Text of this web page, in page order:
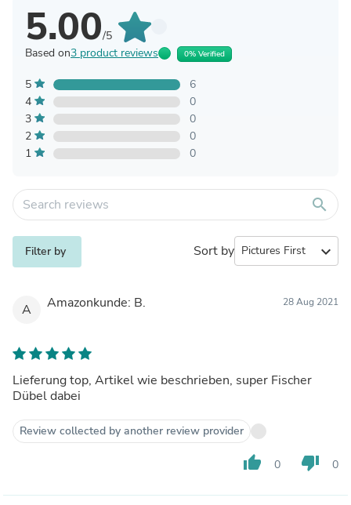
5.00/5
Based on3 product reviews 0% Verified
5
6
4
0
3
0
2
0
1
0
search
Filter by Sort by expand_more
A Amazonkunde: B. 28 Aug 2021
Lieferung top, Artikel wie beschrieben, super Fischer
Dübel dabei
Review collected by another review provider
thumb_up 0 thumb_down 0